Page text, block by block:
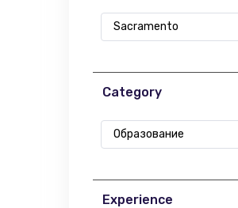
Sacramento
Category
Образование
Experience